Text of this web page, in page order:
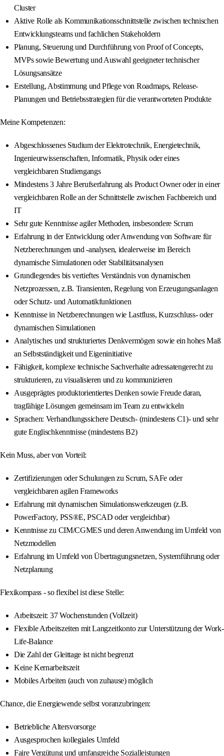
Cluster
Aktive Rolle als Kommunikationsschnittstelle zwischen technischen
Entwicklungsteams und fachlichen Stakeholdern
Planung, Steuerung und Durchführung von Proof of Concepts,
MVPs sowie Bewertung und Auswahl geeigneter technischer
Lösungsansätze
Erstellung, Abstimmung und Pflege von Roadmaps, Release-
Planungen und Betriebsstrategien für die verantworteten Produkte
Meine Kompetenzen:
Abgeschlossenes Studium der Elektrotechnik, Energietechnik,
Ingenieurwissenschaften, Informatik, Physik oder eines
vergleichbaren Studiengangs
Mindestens 3 Jahre Berufserfahrung als Product Owner oder in einer
vergleichbaren Rolle an der Schnittstelle zwischen Fachbereich und
IT
Sehr gute Kenntnisse agiler Methoden, insbesondere Scrum
Erfahrung in der Entwicklung oder Anwendung von Software für
Netzberechnungen und -analysen, idealerweise im Bereich
dynamische Simulationen oder Stabilitätsanalysen
Grundlegendes bis vertieftes Verständnis von dynamischen
Netzprozessen, z.B. Transienten, Regelung von Erzeugungsanlagen
oder Schutz- und Automatikfunktionen
Kenntnisse in Netzberechnungen wie Lastfluss, Kurzschluss- oder
dynamischen Simulationen
Analytisches und strukturiertes Denkvermögen sowie ein hohes Maß
an Selbstständigkeit und Eigeninitiative
Fähigkeit, komplexe technische Sachverhalte adressatengerecht zu
strukturieren, zu visualisieren und zu kommunizieren
Ausgeprägtes produktorientiertes Denken sowie Freude daran,
tragfähige Lösungen gemeinsam im Team zu entwickeln
Sprachen: Verhandlungssichere Deutsch- (mindestens C1)- und sehr
gute Englischkenntnisse (mindestens B2)
Kein Muss, aber von Vorteil:
Zertifizierungen oder Schulungen zu Scrum, SAFe oder
vergleichbaren agilen Frameworks
Erfahrung mit dynamischen Simulationswerkzeugen (z.B.
PowerFactory, PSS®E, PSCAD oder vergleichbar)
Kenntnisse zu CIM/CGMES und deren Anwendung im Umfeld von
Netzmodellen
Erfahrung im Umfeld von Übertragungsnetzen, Systemführung oder
Netzplanung
Flexikompass - so flexibel ist diese Stelle:
Arbeitszeit: 37 Wochenstunden (Vollzeit)
Flexible Arbeitszeiten mit Langzeitkonto zur Unterstützung der Work-
Life-Balance
Die Zahl der Gleittage ist nicht begrenzt
Keine Kernarbeitszeit
Mobiles Arbeiten (auch von zuhause) möglich
Chance, die Energiewende selbst voranzubringen:
Betriebliche Altersvorsorge
Ausgesprochen kollegiales Umfeld
Faire Vergütung und umfangreiche Sozialleistungen